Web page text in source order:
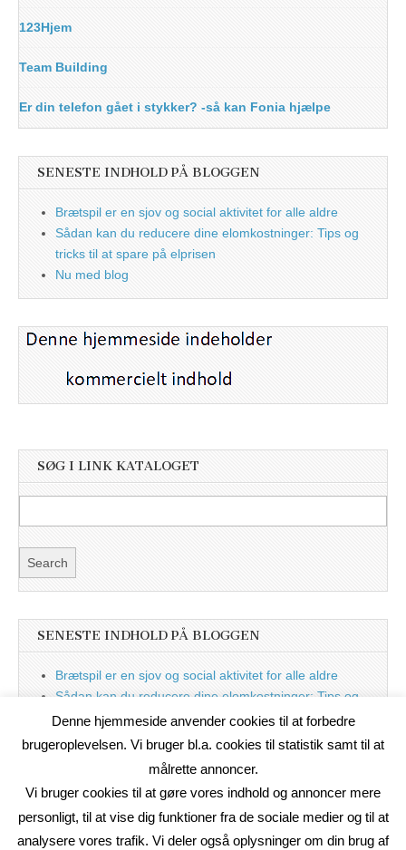
123Hjem
Team Building
Er din telefon gået i stykker? -så kan Fonia hjælpe
SENESTE INDHOLD PÅ BLOGGEN
Brætspil er en sjov og social aktivitet for alle aldre
Sådan kan du reducere dine elomkostninger: Tips og
tricks til at spare på elprisen
Nu med blog
SØG I LINK KATALOGET
SENESTE INDHOLD PÅ BLOGGEN
Brætspil er en sjov og social aktivitet for alle aldre
Sådan kan du reducere dine elomkostninger: Tips og
tricks til at spare på elprisen
Nu med blog
Denne hjemmeside anvender cookies til at forbedre
brugeroplevelsen. Vi bruger bl.a. cookies til statistik samt til at
målrette annoncer.
Vi bruger cookies til at gøre vores indhold og annoncer mere
personligt, til at vise dig funktioner fra de sociale medier og til at
analysere vores trafik. Vi deler også oplysninger om din brug af